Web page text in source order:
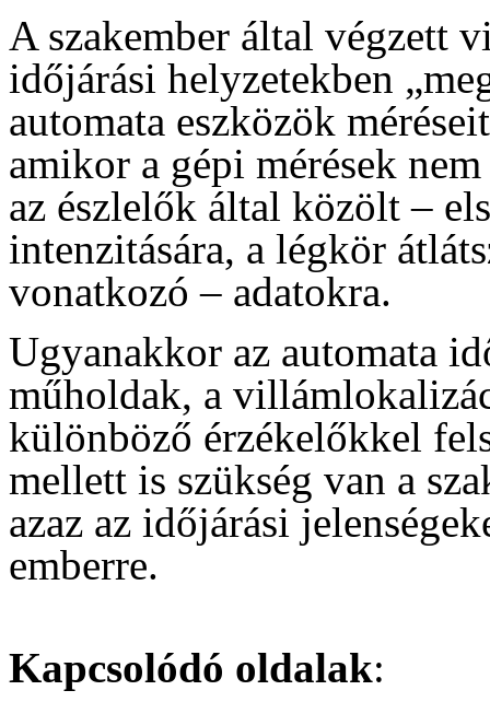
A szakember által végzett
időjárási helyzetekben
automata eszközök
amikor a gépi mérések
az észlelők által közölt –
intenzitására, a légkör
vonatkozó – adatokra.
Ugyanakkor az automata
műholdak, a
különböző érzékelőkkel
mellett is szükség van a
azaz az időjárási
emberre.
Kapcsolódó oldalak: